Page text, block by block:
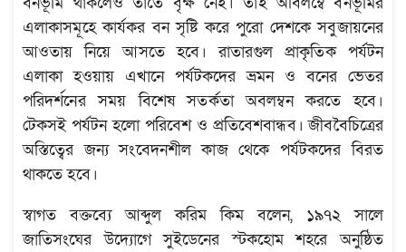
এলাকাসমূহে কার্যকর বন সৃষ্টি করে পুরো দেশকে সবুজায়নের
আওতায় নিয়ে আসতে হবে। রাতারগুল প্রাকৃতিক পর্যটন
এলাকা হওয়ায় এখানে পর্যটকদের ভ্রমন ও বনের ভেতর
পরিদর্শনের সময় বিশেষ সতর্কতা অবলম্বন করতে হবে।
টেকসই পর্যটন হলো পরিবেশ ও প্রতিবেশবান্ধব। জীববৈচিত্রের
অস্তিত্বের জন্য সংবেদনশীল কাজ থেকে পর্যটকদের বিরত
থাকতে হবে।
স্বাগত বক্তব্যে আব্দুল করিম কিম বলেন, ১৯৭২ সালে
জাতিসংঘের উদ্যোগে সুইডেনের স্টকহোম শহরে অনুষ্ঠিত